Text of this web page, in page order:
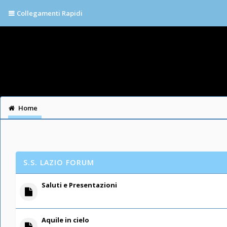
Collegamenti Rapidi
Home
S.S. LAZIO FORUM
Saluti e Presentazioni
Aquile in cielo